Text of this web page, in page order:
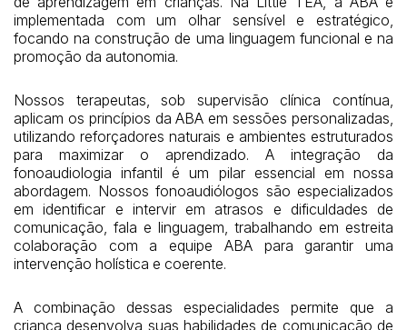
implementada com um olhar sensível e estratégico,
focando na construção de uma linguagem funcional e na
promoção da autonomia.
Nossos terapeutas, sob supervisão clínica contínua,
aplicam os princípios da ABA em sessões personalizadas,
utilizando reforçadores naturais e ambientes estruturados
para maximizar o aprendizado. A integração da
fonoaudiologia infantil é um pilar essencial em nossa
abordagem. Nossos fonoaudiólogos são especializados
em identificar e intervir em atrasos e dificuldades de
comunicação, fala e linguagem, trabalhando em estreita
colaboração com a equipe ABA para garantir uma
intervenção holística e coerente.
A combinação dessas especialidades permite que a
criança desenvolva suas habilidades de comunicação de